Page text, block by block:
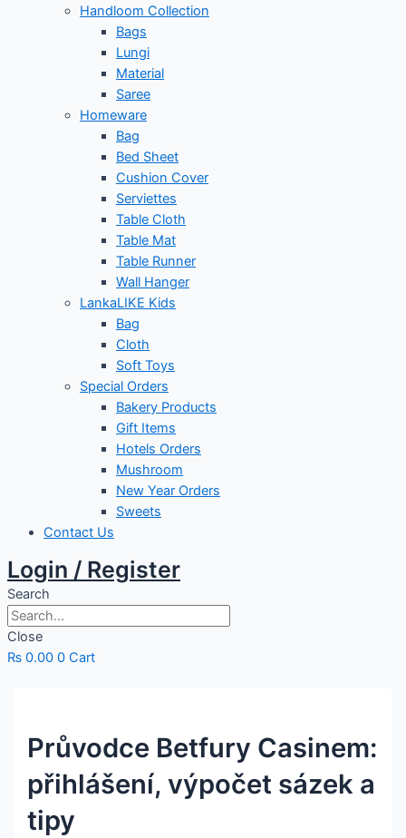
Handloom Collection
Bags
Lungi
Material
Saree
Homeware
Bag
Bed Sheet
Cushion Cover
Serviettes
Table Cloth
Table Mat
Table Runner
Wall Hanger
LankaLIKE Kids
Bag
Cloth
Soft Toys
Special Orders
Bakery Products
Gift Items
Hotels Orders
Mushroom
New Year Orders
Sweets
Contact Us
Login / Register
Search
Close
₨ 0.00 0 Cart
Průvodce Betfury Casinem:
přihlášení, výpočet sázek a
tipy